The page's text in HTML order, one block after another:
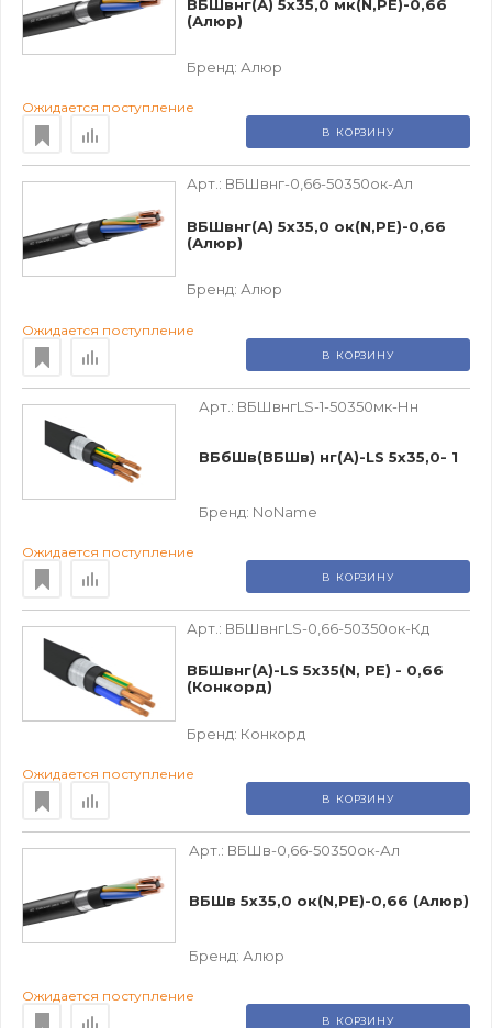
ВБШвнг(А) 5х35,0 мк(N,РЕ)-0,66
(Алюр)
Бренд: Алюр
Ожидается поступление
В КОРЗИНУ
Арт.: ВБШвнг-0,66-50350ок-Ал
ВБШвнг(А) 5х35,0 ок(N,РЕ)-0,66
(Алюр)
Бренд: Алюр
Ожидается поступление
В КОРЗИНУ
Арт.: ВБШвнгLS-1-50350мк-Нн
ВБбШв(ВБШв) нг(А)-LS 5х35,0- 1
Бренд: NoName
Ожидается поступление
В КОРЗИНУ
Арт.: ВБШвнгLS-0,66-50350ок-Кд
ВБШвнг(A)-LS 5х35(N, PE) - 0,66
(Конкорд)
Бренд: Конкорд
Ожидается поступление
В КОРЗИНУ
Арт.: ВБШв-0,66-50350ок-Ал
ВБШв 5х35,0 ок(N,PE)-0,66 (Алюр)
Бренд: Алюр
Ожидается поступление
В КОРЗИНУ